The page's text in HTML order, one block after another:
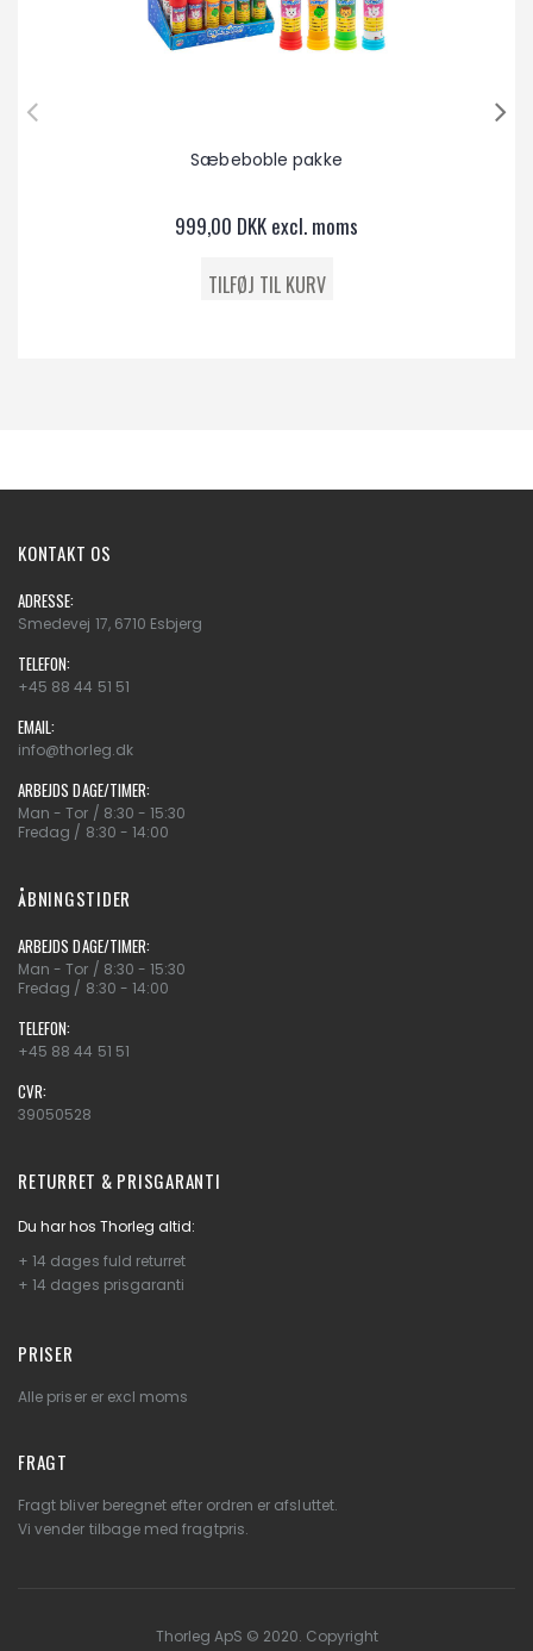
Sæbeboble pakke
999,00 DKK excl. moms
KONTAKT OS
ADRESSE:
Smedevej 17, 6710 Esbjerg
TELEFON:
+45 88 44 51 51
EMAIL:
info@thorleg.dk
ARBEJDS DAGE/TIMER:
Man - Tor / 8:30 - 15:30
Fredag / 8:30 - 14:00
ÅBNINGSTIDER
ARBEJDS DAGE/TIMER:
Man - Tor / 8:30 - 15:30
Fredag / 8:30 - 14:00
TELEFON:
+45 88 44 51 51
CVR:
39050528
RETURRET & PRISGARANTI
Du har hos Thorleg altid:
+ 14 dages fuld returret
+ 14 dages prisgaranti
PRISER
Alle priser er excl moms
FRAGT
Fragt bliver beregnet efter ordren er afsluttet.
Vi vender tilbage med fragtpris.
Thorleg ApS © 2020. Copyright